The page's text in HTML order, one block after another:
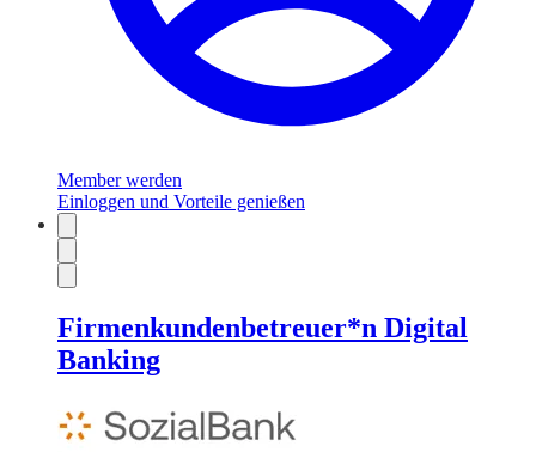
Member werden
Einloggen und Vorteile genießen
Firmenkundenbetreuer*n Digital
Banking